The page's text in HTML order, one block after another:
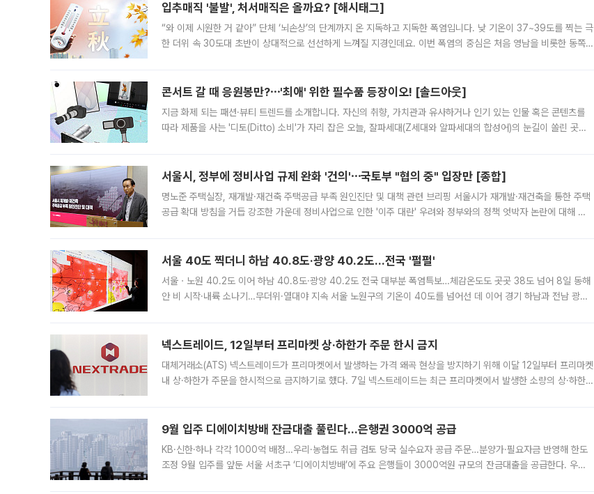
입추매직 '불발', 처서매직은 올까요? [해시태그]
“와 이제 시원한 거 같아” 단체 ‘뇌손상’의 단계까지 온 지독하고 지독한 폭염입니다. 낮 기온이 37~39도를 찍는 극
한 더위 속 30도대 초반이 상대적으로 선선하게 느껴질 지경인데요. 이번 폭염의 중심은 처음 영남을 비롯한 동쪽
콘서트 갈 때 응원봉만?⋯'최애' 위한 필수품 등장이오! [솔드아웃]
지금 화제 되는 패션·뷰티 트렌드를 소개합니다. 자신의 취향, 가치관과 유사하거나 인기 있는 인물 혹은 콘텐츠를
따라 제품을 사는 '디토(Ditto) 소비'가 자리 잡은 오늘, 잘파세대(Z세대와 알파세대의 합성어)의 눈길이 쏠린 곳은
서울시, 정부에 정비사업 규제 완화 '건의'⋯국토부 "협의 중" 입장만 [종합]
명노준 주택실장, 재개발·재건축 주택공급 부족 원인진단 및 대책 관련 브리핑 서울시가 재개발·재건축을 통한 주택
공급 확대 방침을 거듭 강조한 가운데 정비사업으로 인한 '이주 대란' 우려와 정부와의 정책 엇박자 논란에 대해 정
서울 40도 찍더니 하남 40.8도·광양 40.2도…전국 '펄펄'
서울ㆍ노원 40.2도 이어 하남 40.8도·광양 40.2도 전국 대부분 폭염특보…체감온도도 곳곳 38도 넘어 8일 동해
안 비 시작·내륙 소나기…무더위·열대야 지속 서울 노원구의 기온이 40도를 넘어선 데 이어 경기 하남과 전남 광양
넥스트레이드, 12일부터 프리마켓 상·하한가 주문 한시 금지
대체거래소(ATS) 넥스트레이드가 프리마켓에서 발생하는 가격 왜곡 현상을 방지하기 위해 이달 12일부터 프리마켓
내 상·하한가 주문을 한시적으로 금지하기로 했다. 7일 넥스트레이드는 최근 프리마켓에서 발생한 소량의 상·하한
9월 입주 디에이치방배 잔금대출 풀린다…은행권 3000억 공급
KB·신한·하나 각각 1000억 배정…우리·농협도 취급 검토 당국 실수요자 공급 주문…분양가·필요자금 반영해 한도
조정 9월 입주를 앞둔 서울 서초구 ‘디에이치방배’에 주요 은행들이 3000억원 규모의 잔금대출을 공급한다. 우리